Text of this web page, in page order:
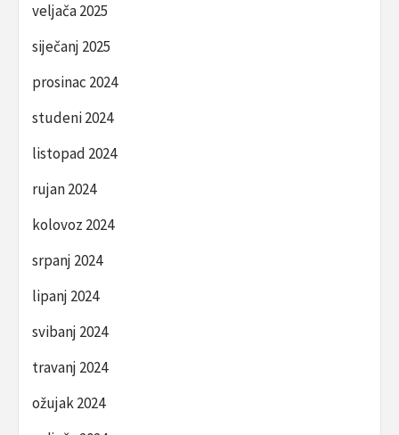
veljača 2025
siječanj 2025
prosinac 2024
studeni 2024
listopad 2024
rujan 2024
kolovoz 2024
srpanj 2024
lipanj 2024
svibanj 2024
travanj 2024
ožujak 2024